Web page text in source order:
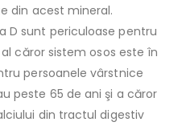
din acest mineral.
D sunt periculoase pentru
căror sistem osos este în
persoanele vârstnice
peste 65 de ani şi a căror
din tractul digestiv